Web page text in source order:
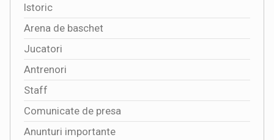
Istoric
Arena de baschet
Jucatori
Antrenori
Staff
Comunicate de presa
Anunturi importante